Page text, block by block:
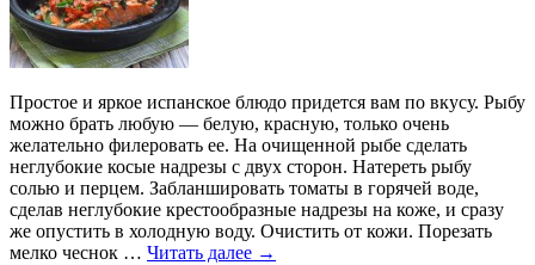
Простое и яркое испанское блюдо придется вам по вкусу. Рыбу
можно брать любую — белую, красную, только очень
желательно филеровать ее. На очищенной рыбе сделать
неглубокие косые надрезы с двух сторон. Натереть рыбу
солью и перцем. Забланшировать томаты в горячей воде,
сделав неглубокие крестообразные надрезы на коже, и сразу
же опустить в холодную воду. Очистить от кожи. Порезать
мелко чеснок … Читать далее →